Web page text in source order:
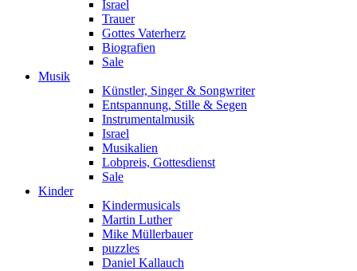
Israel
Trauer
Gottes Vaterherz
Biografien
Sale
Musik
Künstler, Singer & Songwriter
Entspannung, Stille & Segen
Instrumentalmusik
Israel
Musikalien
Lobpreis, Gottesdienst
Sale
Kinder
Kindermusicals
Martin Luther
Mike Müllerbauer
puzzles
Daniel Kallauch